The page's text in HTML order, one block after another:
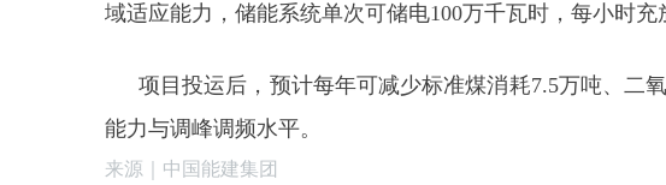
域适应能力，储能系统单次可储电100万千瓦时，每小时充
项目投运后，预计每年可减少标准煤消耗7.5万吨、二
能力与调峰调频水平。
来源｜中国能建集团